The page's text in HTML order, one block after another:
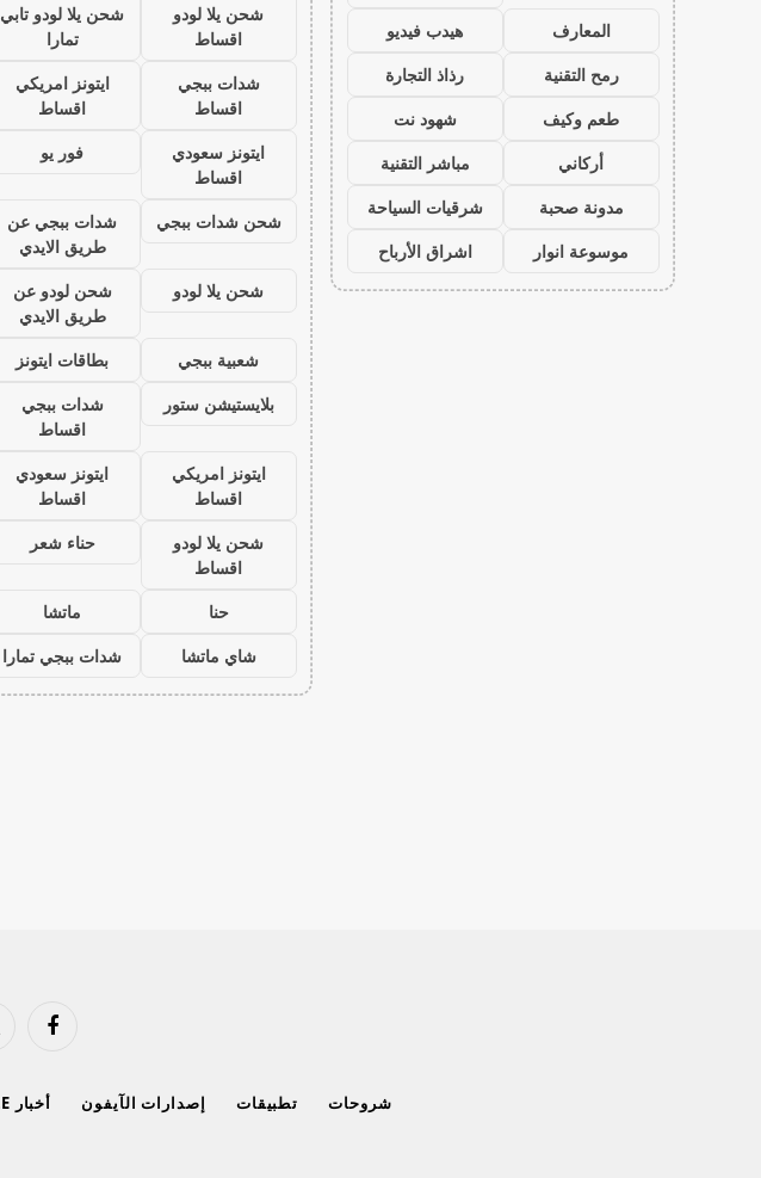
المعارف
هيدب فيديو
رمح التقنية
رذاذ التجارة
طعم وكيف
شهود نت
أركاني
مباشر التقنية
مدونة صحبة
شرقيات السياحة
موسوعة انوار
اشراق الأرباح
شحن يلا لودو
اقساط
شحن يلا لودو تابي
تمارا
شدات ببجي
اقساط
ايتونز امريكي
اقساط
ايتونز سعودي
اقساط
فور يو
شحن شدات ببجي
شدات ببجي عن
طريق الايدي
شحن يلا لودو
شحن لودو عن
طريق الايدي
شعبية ببجي
بطاقات ايتونز
بلايستيشن ستور
شدات ببجي
اقساط
ايتونز امريكي
اقساط
ايتونز سعودي
اقساط
شحن يلا لودو
اقساط
حناء شعر
حنا
ماتشا
شاي ماتشا
شدات ببجي تمارا
فيسبوك
شروحات تطبيقات إصدارات الآيفون أخبار APPLE